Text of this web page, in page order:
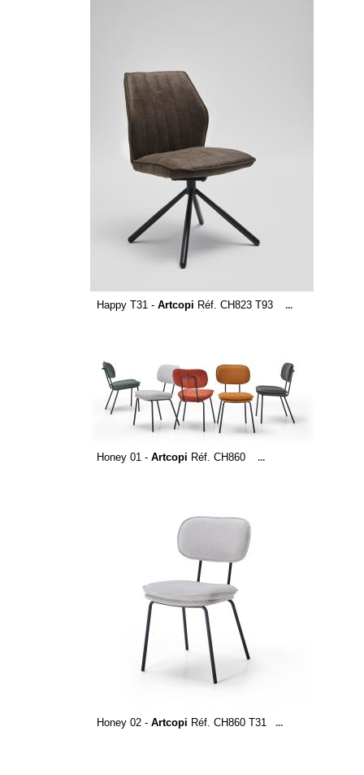
Happy T31 - Artcopi Réf. CH823 T93 ...
Honey 01 - Artcopi Réf. CH860 ...
Honey 02 - Artcopi Réf. CH860 T31 ...